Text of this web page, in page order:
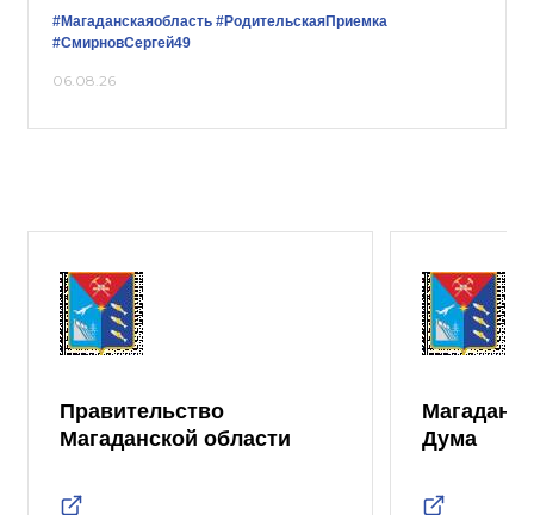
#Магаданскаяобласть #РодительскаяПриемка
#СмирновСергей49
06.08.26
Правительство
Магаданской области
Дума